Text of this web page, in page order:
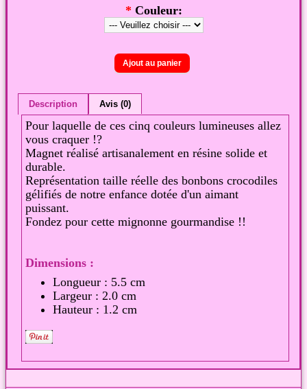
* Couleur:
Description Avis (0)
Pour laquelle de ces cinq couleurs lumineuses allez
vous craquer !?
Magnet réalisé artisanalement en résine solide et
durable.
Représentation taille réelle des bonbons crocodiles
gélifiés de notre enfance dotée d'un aimant
puissant.
Fondez pour cette mignonne gourmandise !!
Dimensions :
Longueur : 5.5 cm
Largeur : 2.0 cm
Hauteur : 1.2 cm